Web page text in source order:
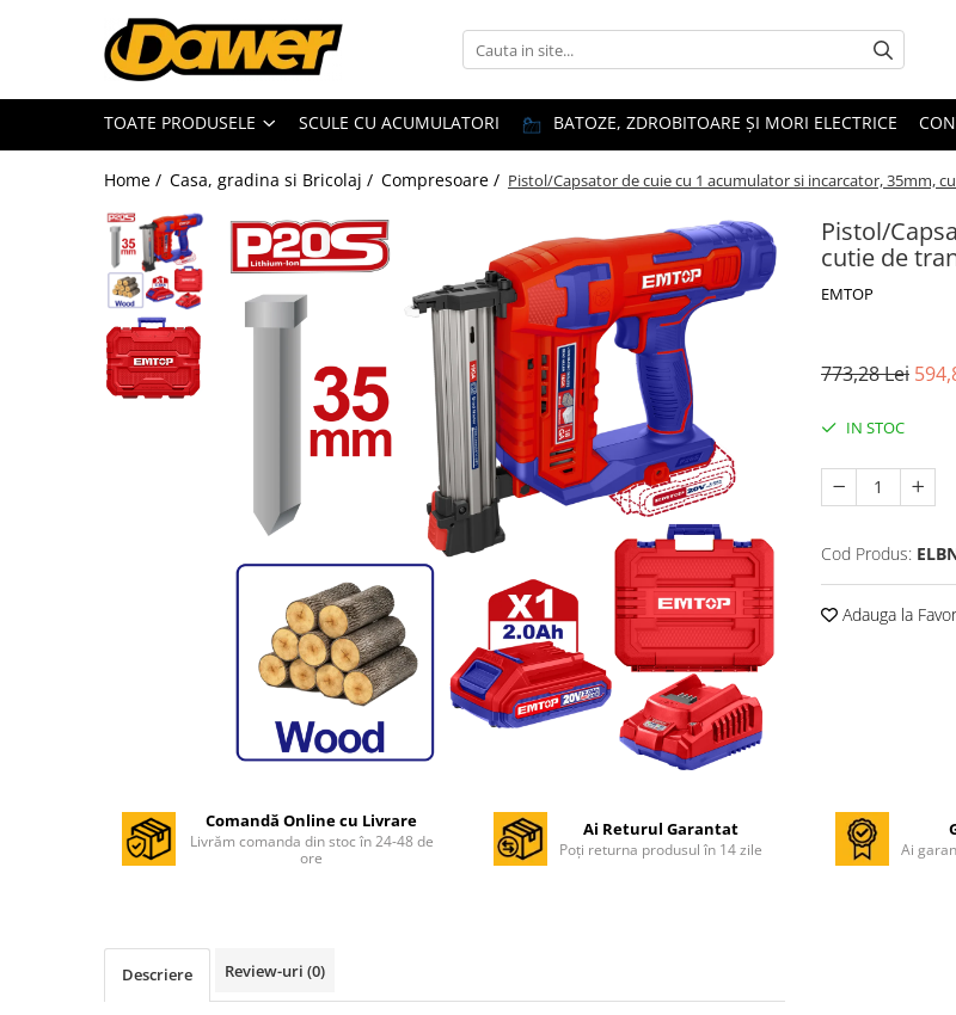
Toate Produsele
Pompe apă și Hidrofoare
Pompe submersibile
Hidrofoare
Pompe apa de suprafata
Pompe apa murdara
Pompe recirculare
Motopompe
Accesorii pompe
Masini de gaurit si insurubat
Ciocane Rotopercutoare
Acumulatori si incarcatoare
TOATE PRODUSELE SCULE CU ACUMULATORI BATOZE, ZDROBITOARE ȘI MORI ELECTRICE
Home / Casa, gradina si Bricolaj / Compresoare / Pistol/Capsator de cuie cu 1 acumulator si incarcator, 35mm,
Pistol/
cutie de
EMTOP
773,28 Lei
IN STOC
Cod Produs:
Adauga la
Comandă Online cu Livrare
Livrăm comanda din stoc în 24-48 de
ore
Ai Returul Garantat
Poți returna produsul în 14 zile Ai
Descriere Review-uri (0)